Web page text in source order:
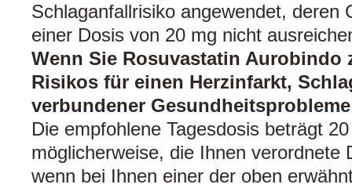
Schlaganfallrisiko angewendet, deren
einer Dosis von 20 mg nicht
Wenn Sie Rosuvastatin Aurobindo
Risikos für einen Herzinfarkt,
verbundener
Die empfohlene Tagesdosis beträgt
möglicherweise, die Ihnen verordnete
wenn bei Ihnen einer der oben